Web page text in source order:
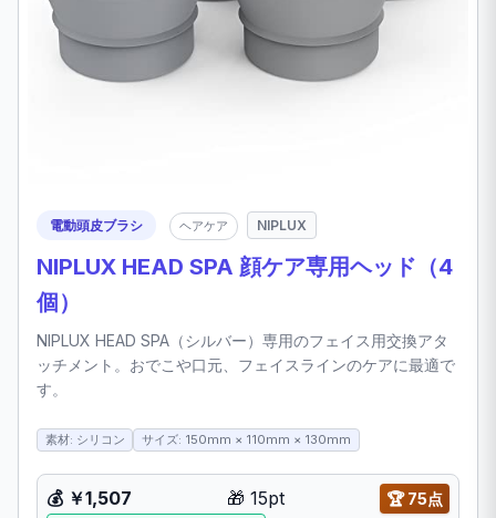
電動頭皮ブラシ ヘアケア NIPLUX
NIPLUX HEAD SPA 顔ケア専用ヘッド（4
個）
NIPLUX HEAD SPA（シルバー）専用のフェイス用交換アタ
ッチメント。おでこや口元、フェイスラインのケアに最適で
す。
素材: シリコン サイズ: 150mm × 110mm × 130mm
💰 ￥1,507 🎁 15pt 🏆75点